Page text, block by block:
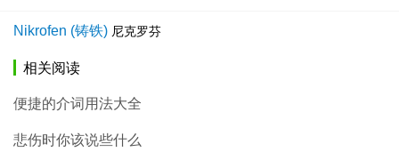
Nikrofen (铸铁) 尼克罗芬
相关阅读
便捷的介词用法大全
悲伤时你该说些什么